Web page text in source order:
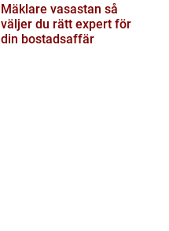
Mäklare vasastan så
väljer du rätt expert för
din bostadsaffär